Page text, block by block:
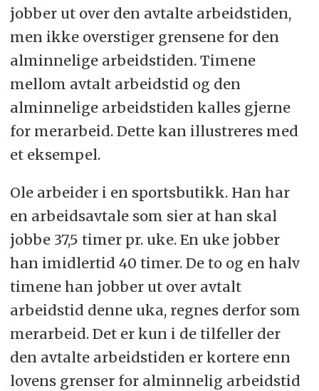
jobber ut over den avtalte arbeidstiden,
men ikke overstiger grensene for den
alminnelige arbeidstiden. Timene
mellom avtalt arbeidstid og den
alminnelige arbeidstiden kalles gjerne
for merarbeid. Dette kan illustreres med
et eksempel.
Ole arbeider i en sportsbutikk. Han har
en arbeidsavtale som sier at han skal
jobbe 37,5 timer pr. uke. En uke jobber
han imidlertid 40 timer. De to og en halv
timene han jobber ut over avtalt
arbeidstid denne uka, regnes derfor som
merarbeid. Det er kun i de tilfeller der
den avtalte arbeidstiden er kortere enn
lovens grenser for alminnelig arbeidstid